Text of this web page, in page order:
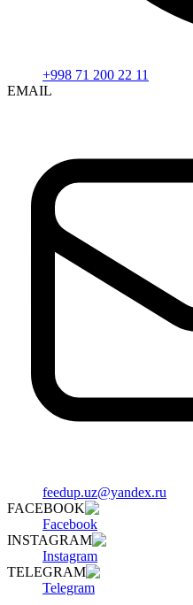
+998 71 200 22 11
EMAIL
feedup.uz@yandex.ru
FACEBOOK
Facebook
INSTAGRAM
Instagram
TELEGRAM
Telegram